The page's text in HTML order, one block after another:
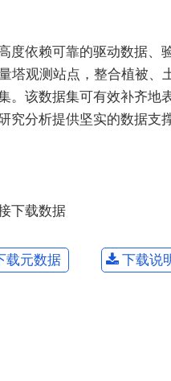
度依赖可靠的驱动数据
塔观测站点，整合植被
。该数据集可有效补齐
究分析提供坚实的数据支
下载数据
载元数据 下载说